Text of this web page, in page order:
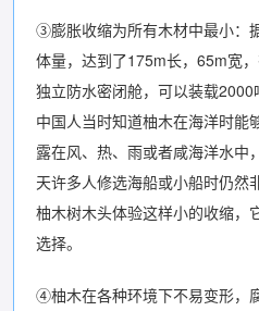
③膨胀收缩为所有木材中最小：
体量，达到了175m长，65m宽
独立防水密闭舱，可以装载2000
中国人当时知道柚木在海洋时能
露在风、热、雨或者咸海洋水中
天许多人修选海船或小船时仍然
柚木树木头体验这样小的收缩，
选择。
④柚木在各种环境下不易变形，